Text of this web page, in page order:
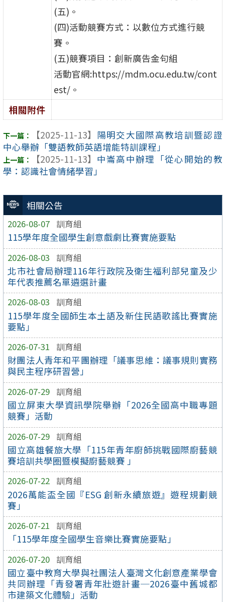
相關公告
2026-08-07 訓育組
115學年度全國學生創意戲劇比賽實施要點
2026-08-03 訓育組
北市社會局辦理116年行政院及衛生福利部兒童及少
年代表推薦名單遴選計畫
2026-08-03 訓育組
115學年度全國師生本土語及新住民語歌謠比賽實施
要點」
2026-07-31 訓育組
財團法人青年和平團辦理「議事思維：議事規則實務
與民主程序研習營」
2026-07-29 訓育組
國立屏東大學資訊學院舉辦「2026全國高中職專題
競賽」活動
2026-07-29 訓育組
國立高雄餐旅大學「115年青年廚師挑戰國際廚藝競
賽培訓共學圈暨模擬廚藝競賽 」
2026-07-22 訓育組
2026萬能盃全國『ESG 創新永續旅遊』遊程規劃競
賽」
2026-07-21 訓育組
「115學年度全國學生音樂比賽實施要點」
2026-07-20 訓育組
國立臺中教育大學與社團法人臺灣文化創意產業學會
共同辦理「青發署青年壯遊計畫─2026臺中舊城都
市建築文化體驗」活動
(五)。
(四)活動競賽方式：以數位方式進行競
賽。
(五)競賽項目：創新廣告金句組
活動官網:https://mdm.ocu.edu.tw/cont
est/。
相關附件
【2025-11-13】 陽明交大國際高教培訓暨認證
中心舉辦「雙語教師英語增能特訓課程」
【2025-11-13】 中崙高中辦理「從心開始的教
學：認識社會情緒學習」